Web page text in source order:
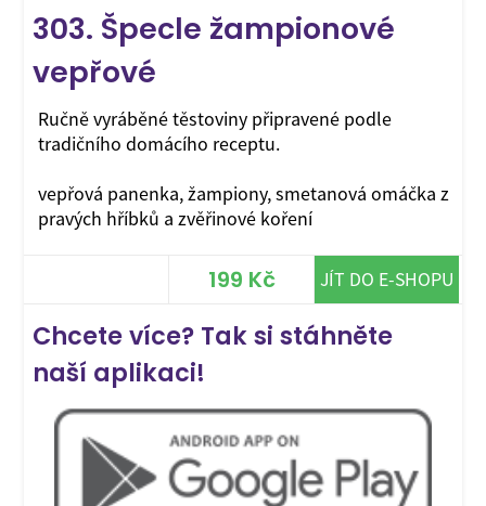
303. Špecle žampionové
vepřové
Ručně vyráběné těstoviny připravené podle
tradičního domácího receptu.
vepřová panenka, žampiony, smetanová omáčka z
pravých hříbků a zvěřinové koření
199 Kč JÍT DO E-SHOPU
Chcete více? Tak si stáhněte
naší aplikaci!